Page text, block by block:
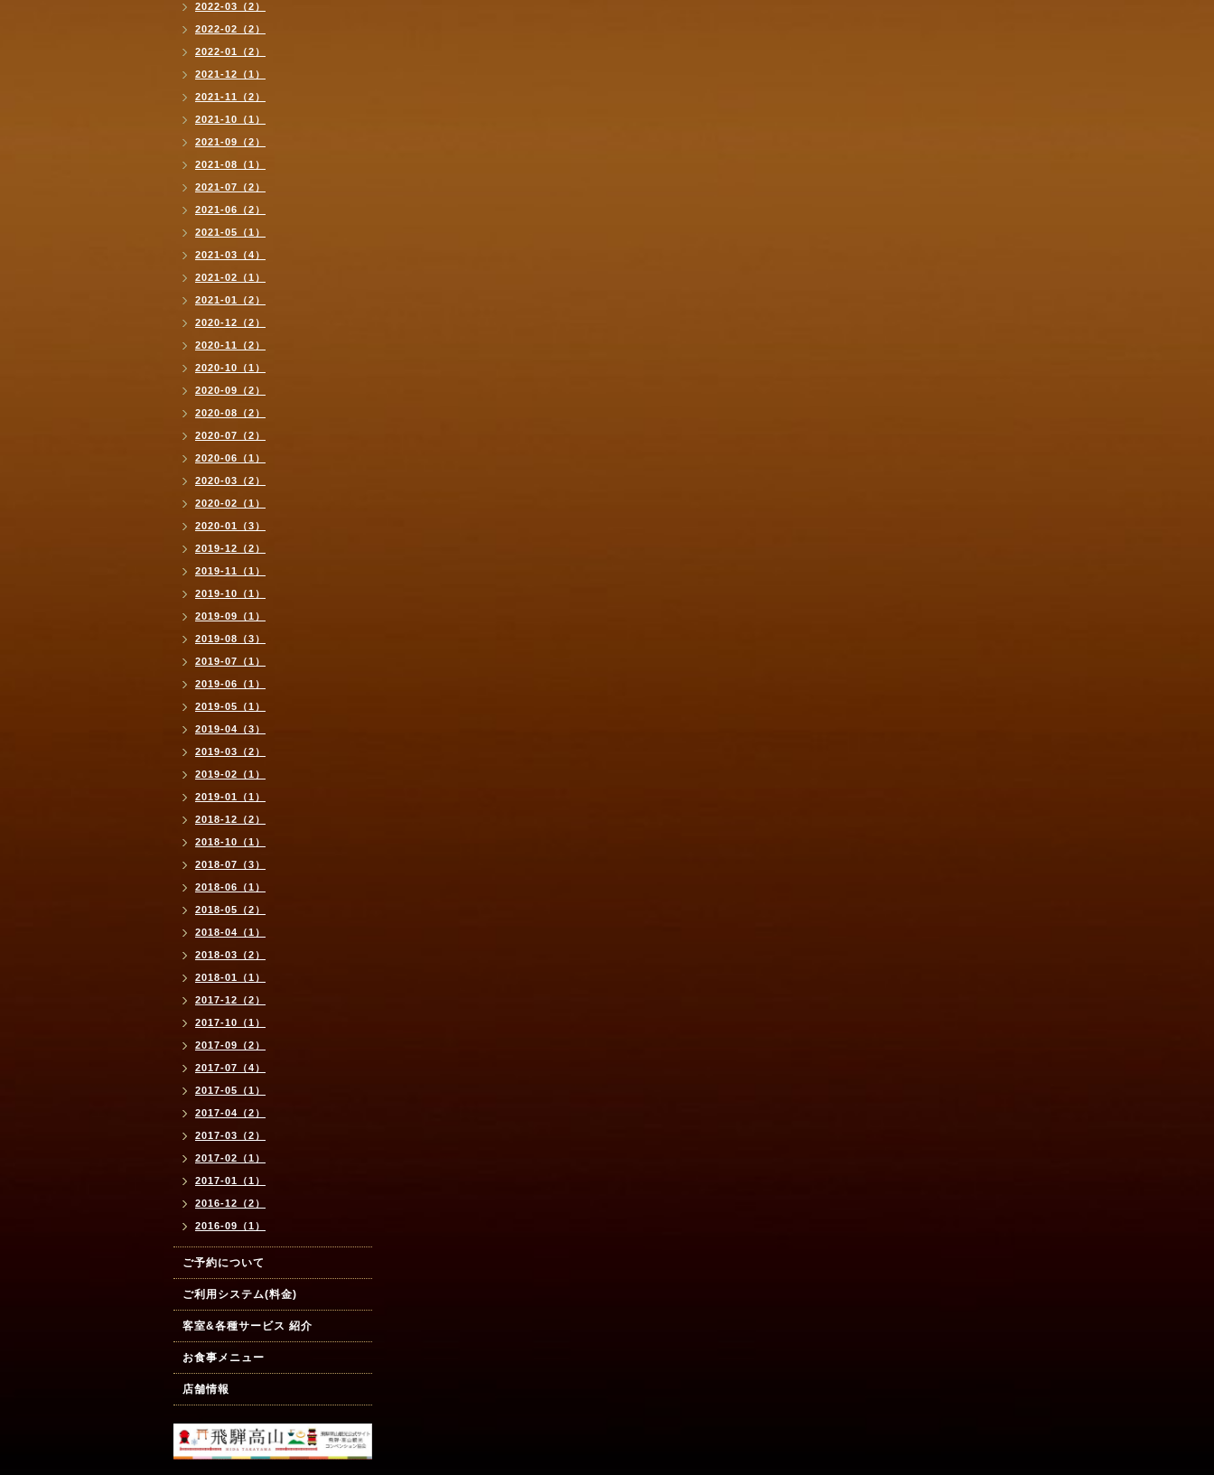
2022-03（2）
2022-02（2）
2022-01（2）
2021-12（1）
2021-11（2）
2021-10（1）
2021-09（2）
2021-08（1）
2021-07（2）
2021-06（2）
2021-05（1）
2021-03（4）
2021-02（1）
2021-01（2）
2020-12（2）
2020-11（2）
2020-10（1）
2020-09（2）
2020-08（2）
2020-07（2）
2020-06（1）
2020-03（2）
2020-02（1）
2020-01（3）
2019-12（2）
2019-11（1）
2019-10（1）
2019-09（1）
2019-08（3）
2019-07（1）
2019-06（1）
2019-05（1）
2019-04（3）
2019-03（2）
2019-02（1）
2019-01（1）
2018-12（2）
2018-10（1）
2018-07（3）
2018-06（1）
2018-05（2）
2018-04（1）
2018-03（2）
2018-01（1）
2017-12（2）
2017-10（1）
2017-09（2）
2017-07（4）
2017-05（1）
2017-04（2）
2017-03（2）
2017-02（1）
2017-01（1）
2016-12（2）
2016-09（1）
ご予約について
ご利用システム(料金)
客室&各種サービス 紹介
お食事メニュー
店舗情報